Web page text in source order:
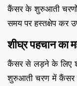
कैंसर के शुरुआती चरणों
समय पर हस्तक्षेप कर
शीघ्र पहचान का
कैंसर से लड़ने के लिए
शुरुआती चरण में कैंसर